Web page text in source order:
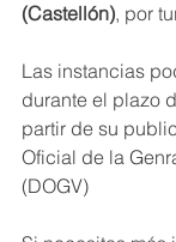
(Castellón), por
Las instancias
durante el plazo
partir de su
Oficial de la
(DOGV)